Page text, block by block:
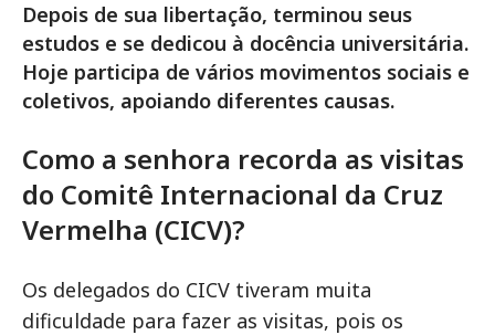
Depois de sua libertação, terminou seus
estudos e se dedicou à docência universitária.
Hoje participa de vários movimentos sociais e
coletivos, apoiando diferentes causas.
Como a senhora recorda as visitas
do Comitê Internacional da Cruz
Vermelha (CICV)?
Os delegados do CICV tiveram muita
dificuldade para fazer as visitas, pois os